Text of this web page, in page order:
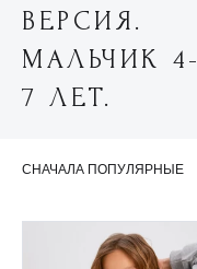
ВЕРСИЯ.
МАЛЬЧИК 4-
7 ЛЕТ.